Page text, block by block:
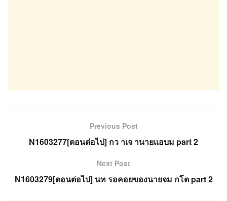
Previous Post
N1603277[ตอนต่อไป] กว าเจ านายแอบม part 2
Next Post
N1603279[ตอนต่อไป] นท รอคอยของนายจม กโต part 2